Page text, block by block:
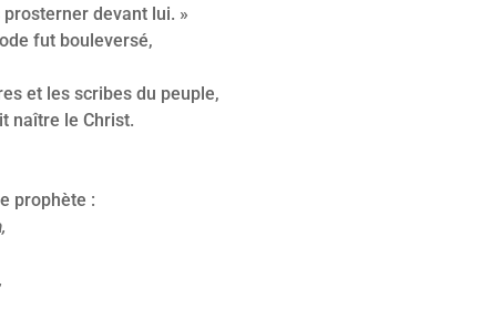
devant lui. »
fut bouleversé,
et les scribes du peuple,
naître le Christ.
prophète :